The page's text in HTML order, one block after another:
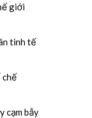
giới
tinh tế
chế
cạm bẫy